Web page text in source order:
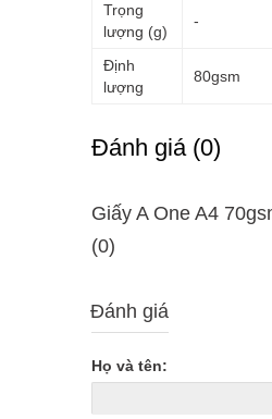
Trọng
lượng (g)
-
Định
lượng
80gsm
Ðánh giá (0)
Giấy A One A4
(0)
Đánh giá
Họ và tên: